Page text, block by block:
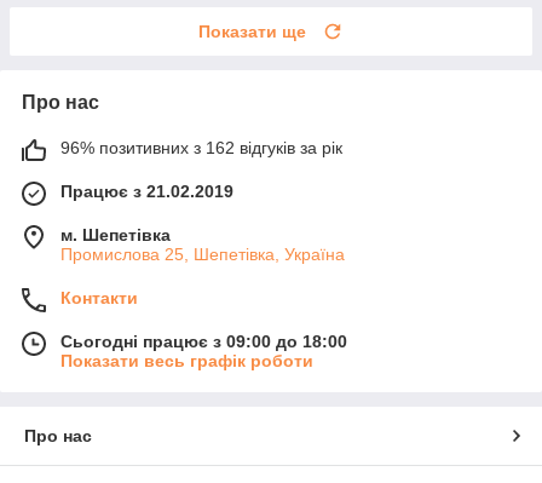
Показати ще
Про нас
96% позитивних з 162 відгуків за рік
Працює з 21.02.2019
м. Шепетівка
Промислова 25, Шепетівка, Україна
Контакти
Сьогодні працює з 09:00 до 18:00
Показати весь графік роботи
Про нас